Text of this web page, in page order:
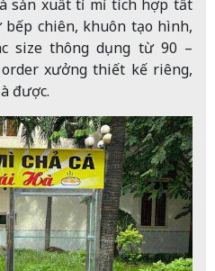
sản xuất tỉ mỉ tích hợp tất
bếp chiên, khuôn tạo hình,
size thông dụng từ 90 –
xưởng thiết kế riêng,
được.